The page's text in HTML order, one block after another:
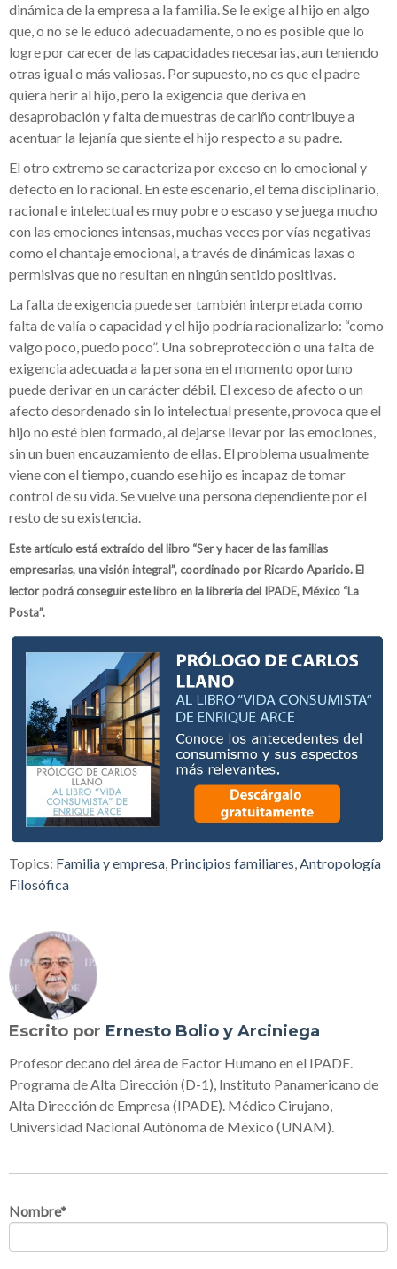
dinámica de la empresa a la familia. Se le exige al hijo en algo
que, o no se le educó adecuadamente, o no es posible que lo
logre por carecer de las capacidades necesarias, aun teniendo
otras igual o más valiosas. Por supuesto, no es que el padre
quiera herir al hijo, pero la exigencia que deriva en
desaprobación y falta de muestras de cariño contribuye a
acentuar la lejanía que siente el hijo respecto a su padre.
El otro extremo se caracteriza por exceso en lo emocional y
defecto en lo racional. En este escenario, el tema disciplinario,
racional e intelectual es muy pobre o escaso y se juega mucho
con las emociones intensas, muchas veces por vías negativas
como el chantaje emocional, a través de dinámicas laxas o
permisivas que no resultan en ningún sentido positivas.
La falta de exigencia puede ser también interpretada como
falta de valía o capacidad y el hijo podría racionalizarlo: “como
valgo poco, puedo poco”. Una sobreprotección o una falta de
exigencia adecuada a la persona en el momento oportuno
puede derivar en un carácter débil. El exceso de afecto o un
afecto desordenado sin lo intelectual presente, provoca que el
hijo no esté bien formado, al dejarse llevar por las emociones,
sin un buen encauzamiento de ellas. El problema usualmente
viene con el tiempo, cuando ese hijo es incapaz de tomar
control de su vida. Se vuelve una persona dependiente por el
resto de su existencia.
Este artículo está extraído del libro “Ser y hacer de las familias
empresarias, una visión integral”, coordinado por Ricardo Aparicio. El
lector podrá conseguir este libro en la librería del IPADE, México “La
Posta”.
Topics: Familia y empresa Principios familiares Antropología
Filosófica
Escrito por Ernesto Bolio y Arciniega
Profesor decano del área de Factor Humano en el IPADE.
Programa de Alta Dirección (D-1), Instituto Panamericano de
Alta Dirección de Empresa (IPADE). Médico Cirujano,
Universidad Nacional Autónoma de México (UNAM).
Nombre*